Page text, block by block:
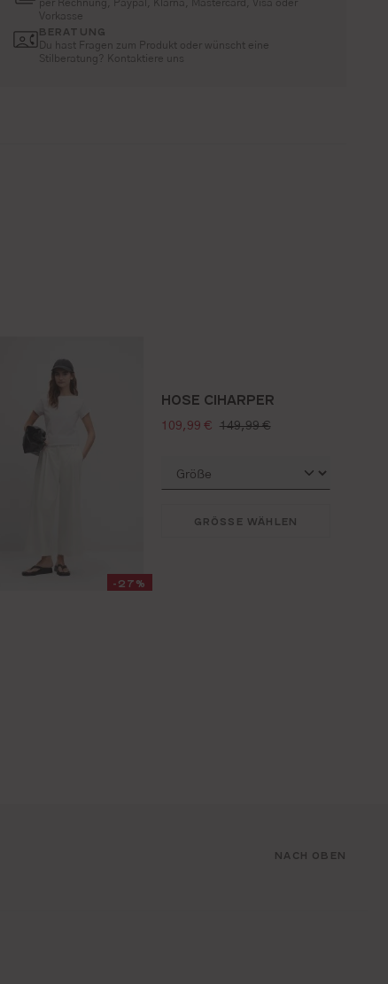
per Rechnung, Paypal, Klarna, Mastercard, Visa oder
Vorkasse
BERATUNG
Du hast Fragen zum Produkt oder wünscht eine
Stilberatung? Kontaktiere uns
-27%
HOSE CIHARPER
verkaufspreis:
109,99 € regulärer preis:
149,99 €
GRÖSSE WÄHLEN
NACH OBEN